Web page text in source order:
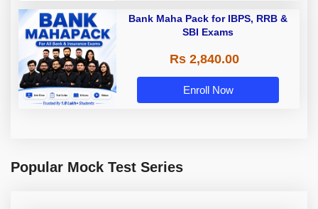
Bank Maha Pack for IBPS, RRB &
SBI Exams
Rs 2,840.00
Enroll Now
Popular Mock Test Series